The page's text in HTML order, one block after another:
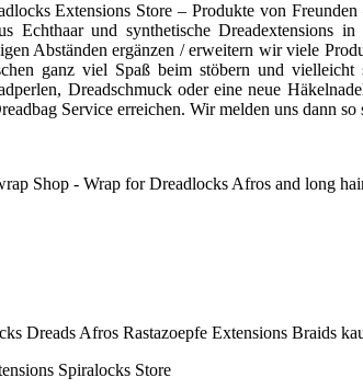
Extensions Store – Produkte von
Echthaar und synthetische Dreadextensions
Abständen ergänzen / erweitern wir viele
ganz viel Spaß beim stöbern und
Dreadschmuck oder eine neue
Service erreichen. Wir melden uns dann